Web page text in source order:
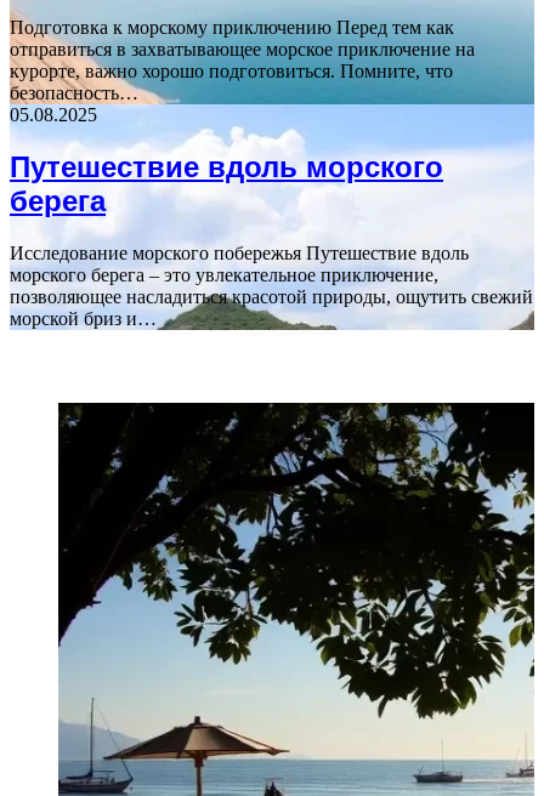
Подготовка к морскому приключению Перед тем как
отправиться в захватывающее морское приключение на
курорте, важно хорошо подготовиться. Помните, что
безопасность…
05.08.2025
Путешествие вдоль морского
берега
Исследование морского побережья Путешествие вдоль
морского берега – это увлекательное приключение,
позволяющее насладиться красотой природы, ощутить свежий
морской бриз и…